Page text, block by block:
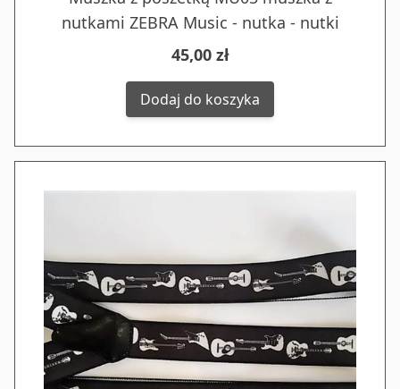
nutkami ZEBRA Music - nutka - nutki
45,00 zł
Dodaj do koszyka